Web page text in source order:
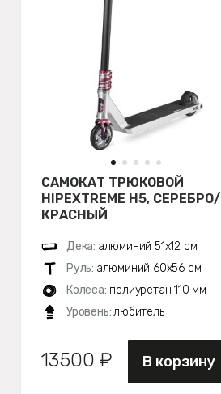
САМОКАТ ТРЮКОВОЙ
HIPEXTREME H5, СЕРЕБРО/
КРАСНЫЙ
Дека: алюминий 51х12 см
Руль: алюминий 60x56 см
Колеса: полиуретан 110 мм
Уровень:любитель
13500 ₽ В корзину